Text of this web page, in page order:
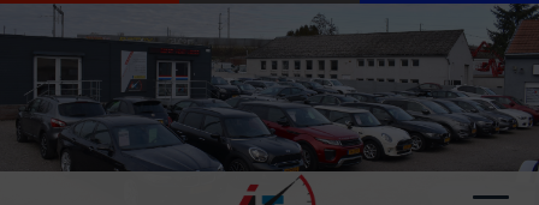
Paramètres avancés des cookies